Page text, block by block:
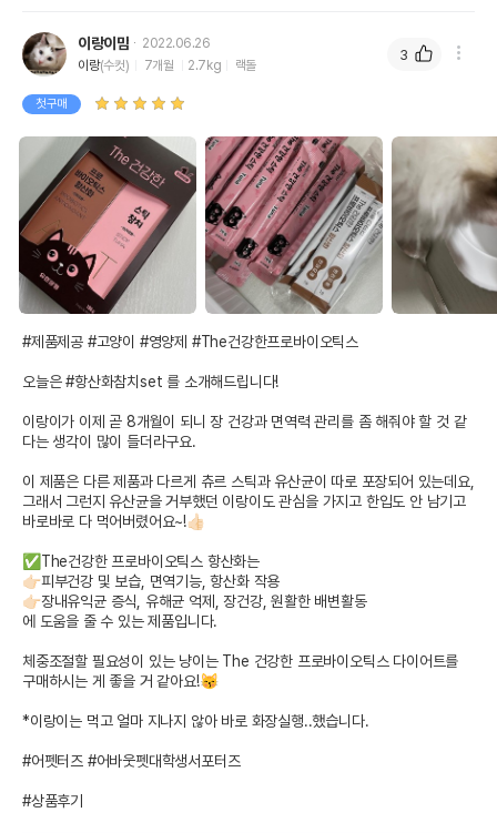
이랑이맘
2022.06.26
이랑(수컷) 7개월 2.7kg 랙돌
첫구매
#제품제공 #고양이 #영양제 #The건강한프로바이오틱스
오늘은 #항산화참치set 를 소개해드립니다!
이랑이가 이제 곧 8개월이 되니 장 건강과 면역력 관리를 좀 해줘야 할 것 같
다는 생각이 많이 들더라구요.
이 제품은 다른 제품과 다르게 츄르 스틱과 유산균이 따로 포장되어 있는데요,
그래서 그런지 유산균을 거부했던 이랑이도 관심을 가지고 한입도 안 남기고
바로바로 다 먹어버렸어요~!👍🏻
✅The건강한 프로바이오틱스 항산화는
👉🏻피부건강 및 보습, 면역기능, 항산화 작용
👉🏻장내유익균 증식, 유해균 억제, 장건강, 원활한 배변활동
에 도움을 줄 수 있는 제품입니다.
체중조절할 필요성이 있는 냥이는 The 건강한 프로바이오틱스 다이어트를
구매하시는 게 좋을 거 같아요!😽
*이랑이는 먹고 얼마 지나지 않아 바로 화장실행..했습니다.
#어펫터즈 #어바웃펫대학생서포터즈
#상품후기
3